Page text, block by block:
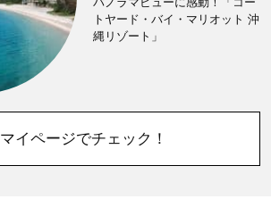
トヤード・バイ・マリオット 沖
縄リゾート」
マイページでチェック！